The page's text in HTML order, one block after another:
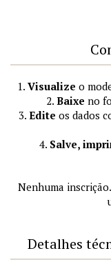
1. Visualize o
2. Baixe no
3. Edite os dados
4. Salve,
Nenhuma
Detalhes